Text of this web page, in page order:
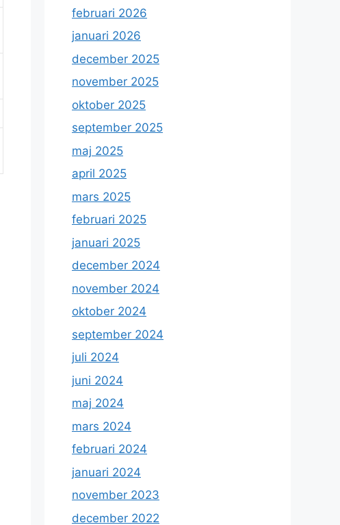
februari 2026
januari 2026
december 2025
november 2025
oktober 2025
september 2025
maj 2025
april 2025
mars 2025
februari 2025
januari 2025
december 2024
november 2024
oktober 2024
september 2024
juli 2024
juni 2024
maj 2024
mars 2024
februari 2024
januari 2024
november 2023
december 2022